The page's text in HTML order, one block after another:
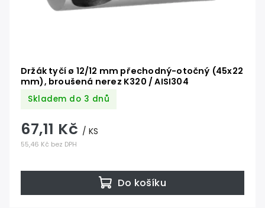
Držák tyčí ø 12/12 mm přechodný-otočný (45x22
mm), broušená nerez K320 / AISI304
Skladem do 3 dnů
55,46 Kč bez DPH
67,11 Kč / KS
Do košíku